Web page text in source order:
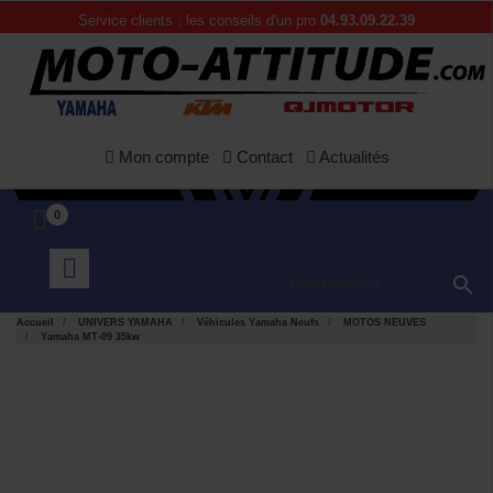
Service clients : les conseils d'un pro 04.93.09.22.39
Mon compte Contact Actualités
0

Accueil UNIVERS YAMAHA Véhicules Yamaha Neufs
MOTOS NEUVES
Yamaha MT-09 35kw